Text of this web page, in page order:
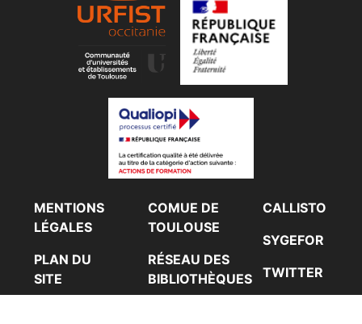
Footer Gauche
MENTIONS
LÉGALES
PLAN DU
SITE
Footer Centre
COMUE DE
TOULOUSE
RÉSEAU DES
BIBLIOTHÈQUES
Footer Droit
CALLISTO
SYGEFOR
TWITTER